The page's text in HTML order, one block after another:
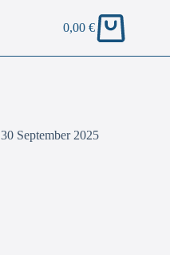
0,00€
30 September 2025